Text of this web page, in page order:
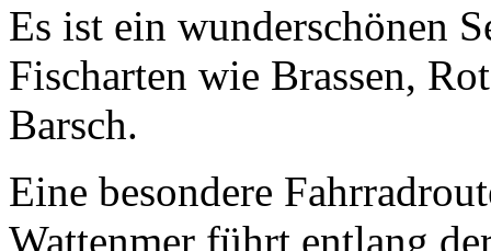
Es ist ein wunderschönen
Fischarten wie Brassen,
Barsch.
Eine besondere
Wattenmer führt entlang